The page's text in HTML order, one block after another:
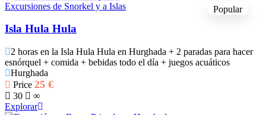
Popular
Excursiones de Snorkel y a Islas
Isla Hula Hula
2 horas en la Isla Hula Hula en Hurghada + 2 paradas para hacer
esnórquel + comida + bebidas todo el día + juegos acuáticos
Hurghada
Price 25 €
30
∞
Explorar